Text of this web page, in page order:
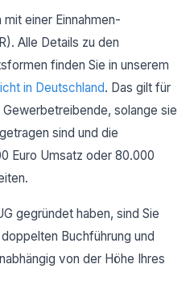
einer Einnahmen-
Alle Details zu den
finden Sie in unserem
in Deutschland. Das gilt für
solange sie
sind und die
Euro Umsatz oder 80.000
gegründet haben, sind Sie
Buchführung und
von der Höhe Ihres